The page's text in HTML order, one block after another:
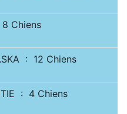
Chiens
: 12 Chiens
: 4 Chiens